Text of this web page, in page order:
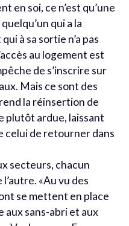
en soi, ce n’est qu’une
qui a la
à sa sortie n’a pas
au logement est
de s’inscrire sur
Mais ce sont des
la réinsertion de
plutôt ardue, laissant
celui de retourner dans
secteurs, chacun
«Au vu des
se mettent en place
aux sans-abri et aux